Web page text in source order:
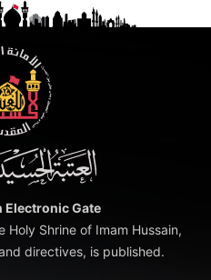
Electronic Gate
Holy Shrine of Imam Hussain,
directives, is published.